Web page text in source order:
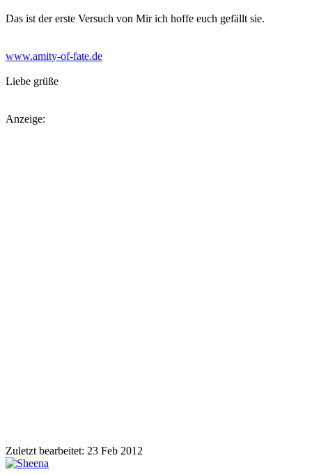
Das ist der erste Versuch von Mir ich hoffe euch gefällt sie.
www.amity-of-fate.de
Liebe grüße
Anzeige:
Zuletzt bearbeitet: 23 Feb 2012